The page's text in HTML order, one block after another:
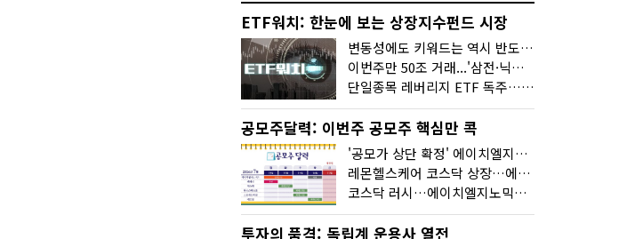
ETF워치: 한눈에 보는 상장지수펀드 시장
변동성에도 키워드는 역시 반도체…신상품은 우주·방산
이번주만 50조 거래...'삼전·닉스 레버리지' 수익률은 -30%
단일종목 레버리지 ETF 독주…'증시 블랙홀'
공모주달력: 이번주 공모주 핵심만 콕
'공모가 상단 확정' 에이치엘지노믹스 청약
레몬헬스케어 코스닥 상장…에이치엘지노믹스 수요예측
코스닥 러시…에이치엘지노믹스 수요예측·레메디 청약
투자의 품격: 독립계 운용사 열전